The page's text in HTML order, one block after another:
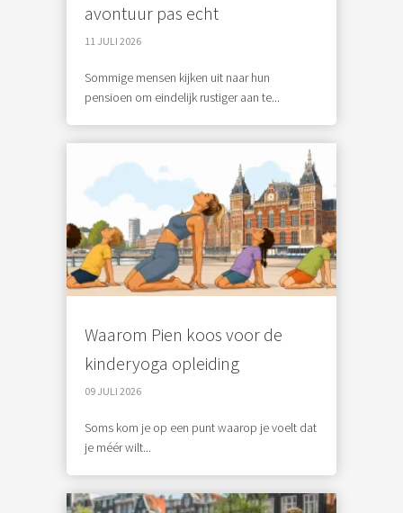
avontuur pas echt
11 JULI 2026
Sommige mensen kijken uit naar hun
pensioen om eindelijk rustiger aan te...
Waarom Pien koos voor de
kinderyoga opleiding
09 JULI 2026
Soms kom je op een punt waarop je voelt dat
je méér wilt...